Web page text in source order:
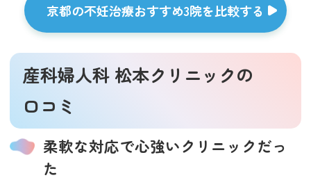
京都の不妊治療おすすめ3院を比較する
産科婦人科 松本クリニックの
口コミ
柔軟な対応で心強いクリニックだっ
た